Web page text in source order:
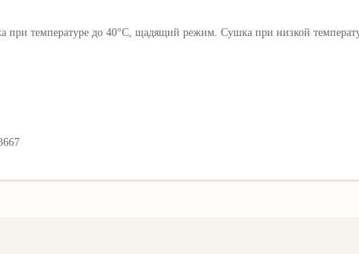
при температуре до 40°C, щадящий режим. Сушка при низкой